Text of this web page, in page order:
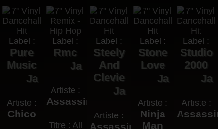
Label :
Pure
Music
Ja
Artiste :
Chico
Label :
Rmc
Ja
Artiste :
Assassin
Titre : All
Label :
Steely
And
Clevie
Ja
Artiste :
Assassin
Label :
Stone
Love
Ja
Artiste :
Ninja
Man
Label :
Studio
2000
Ja
Artiste :